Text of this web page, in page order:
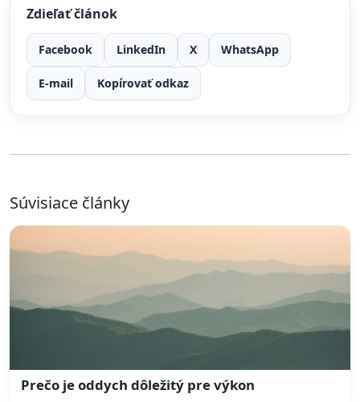
Zdieľať článok
Facebook LinkedIn X WhatsApp
E-mail Kopírovať odkaz
Súvisiace články
Prečo je oddych dôležitý pre výkon